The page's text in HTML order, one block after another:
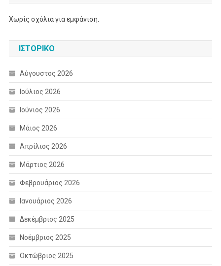
Χωρίς σχόλια για εμφάνιση.
ΙΣΤΟΡΙΚΌ
Αύγουστος 2026
Ιούλιος 2026
Ιούνιος 2026
Μάιος 2026
Απρίλιος 2026
Μάρτιος 2026
Φεβρουάριος 2026
Ιανουάριος 2026
Δεκέμβριος 2025
Νοέμβριος 2025
Οκτώβριος 2025